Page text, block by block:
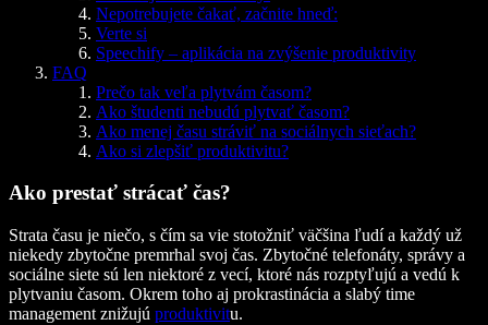
Nepotrebujete čakať, začnite hneď:
Verte si
Speechify – aplikácia na zvýšenie produktivity
FAQ
Prečo tak veľa plytvám časom?
Ako študenti nebudú plytvať časom?
Ako menej času stráviť na sociálnych sieťach?
Ako si zlepšiť produktivitu?
Ako prestať strácať čas?
Strata času je niečo, s čím sa vie stotožniť väčšina ľudí a každý už
niekedy zbytočne premrhal svoj čas. Zbytočné telefonáty, správy a
sociálne siete sú len niektoré z vecí, ktoré nás rozptyľujú a vedú k
plytvaniu časom. Okrem toho aj prokrastinácia a slabý time
management znižujú produktivitu.